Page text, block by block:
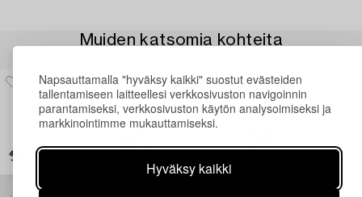
Napsauttamalla "hyväksy kaikki" suostut evästeiden
tallentamiseen laitteellesi verkkosivuston navigoinnin
parantamiseksi, verkkosivuston käytön analysoimiseksi ja
markkinointimme mukauttamiseksi.
Hyväksy kaikki
Muiden katsomia kohteita